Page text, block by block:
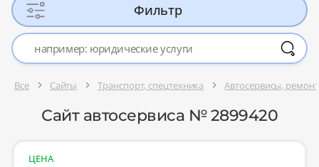
Фильтр
Все Сайты Транспорт, спецтехника Автосервисы,
Сайт автосервиса № 2899420
ЦЕНА